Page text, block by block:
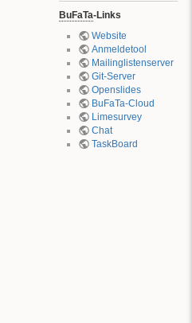
BuFaTa-Links
Website
Anmeldetool
Mailinglistenserver
Git-Server
Openslides
BuFaTa-Cloud
Limesurvey
Chat
TaskBoard